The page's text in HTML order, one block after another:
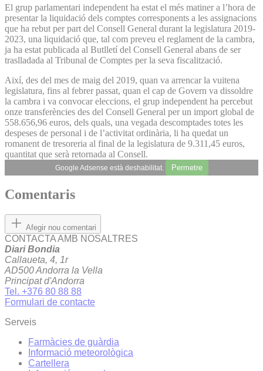
El grup parlamentari independent ha estat el més matiner a l’hora de
presentar la liquidació dels comptes corresponents a les assignacions
que ha rebut per part del Consell General durant la legislatura 2019-
2023, una liquidació que, tal com preveu el reglament de la cambra,
ja ha estat publicada al Butlletí del Consell General abans de ser
traslladada al Tribunal de Comptes per la seva fiscalització.
Així, des del mes de maig del 2019, quan va arrencar la vuitena
legislatura, fins al febrer passat, quan el cap de Govern va dissoldre
la cambra i va convocar eleccions, el grup independent ha percebut
onze transferències des del Consell General per un import global de
558.656,96 euros, dels quals, una vegada descomptades totes les
despeses de personal i de l’activitat ordinària, li ha quedat un
romanent de tresoreria al final de la legislatura de 9.311,45 euros,
quantitat que serà retornada al Consell.
Google Adsense està deshabilitat. Permetre
Comentaris
Afegir nou comentari
CONTACTA AMB NOSALTRES
Diari Bondia
Callaueta, 4, 1r
AD500 Andorra la Vella
Principat d'Andorra
Tel. +376 80 88 88
Formulari de contacte
Serveis
Farmàcies de guàrdia
Informació meteorològica
Cartellera